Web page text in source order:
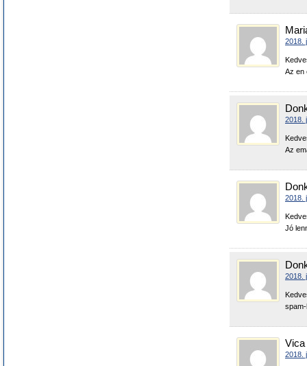
2018.
Az en
2018.
Az
2018.
Jó
2018.
Vica
2018.